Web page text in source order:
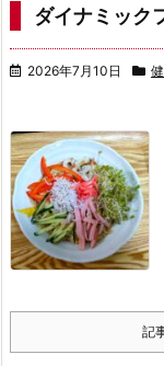
ダイナミック
2026年7月10日
記